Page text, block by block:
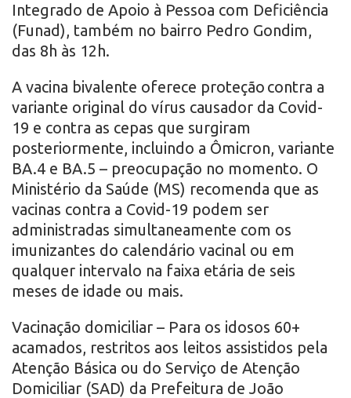
Integrado de Apoio à Pessoa com Deficiência
(Funad), também no bairro Pedro Gondim,
das 8h às 12h.
A vacina bivalente oferece proteção contra a
variante original do vírus causador da Covid-
19 e contra as cepas que surgiram
posteriormente, incluindo a Ômicron, variante
BA.4 e BA.5 – preocupação no momento. O
Ministério da Saúde (MS) recomenda que as
vacinas contra a Covid-19 podem ser
administradas simultaneamente com os
imunizantes do calendário vacinal ou em
qualquer intervalo na faixa etária de seis
meses de idade ou mais.
Vacinação domiciliar – Para os idosos 60+
acamados, restritos aos leitos assistidos pela
Atenção Básica ou do Serviço de Atenção
Domiciliar (SAD) da Prefeitura de João